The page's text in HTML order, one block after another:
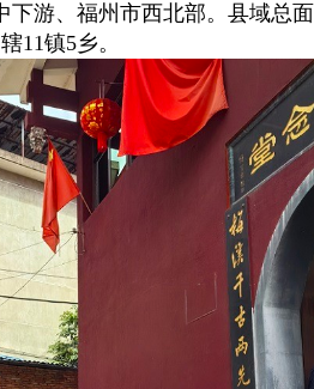
下游、福州市西北部。县域总面
11镇5乡。